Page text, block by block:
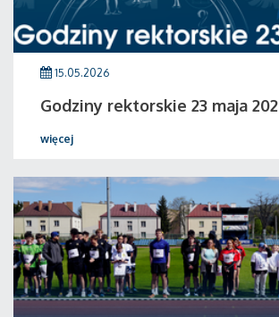
15.05.2026
Godziny rektorskie 23 maja
więcej